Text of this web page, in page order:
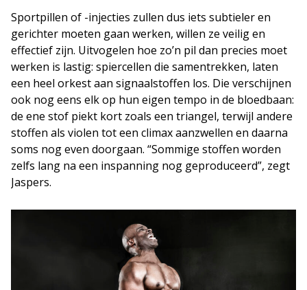
Sportpillen of -injecties zullen dus iets subtieler en
gerichter moeten gaan werken, willen ze veilig en
effectief zijn. Uitvogelen hoe zo’n pil dan precies moet
werken is lastig: spiercellen die samentrekken, laten
een heel orkest aan signaalstoffen los. Die verschijnen
ook nog eens elk op hun eigen tempo in de bloedbaan:
de ene stof piekt kort zoals een triangel, terwijl andere
stoffen als violen tot een climax aanzwellen en daarna
soms nog even doorgaan. “Sommige stoffen worden
zelfs lang na een inspanning nog geproduceerd”, zegt
Jaspers.